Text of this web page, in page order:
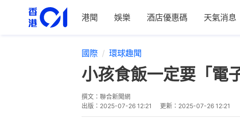
港聞 娛樂 酒店優惠碼 天氣消息
國際 環球趣聞
小孩食飯一定要「電
撰文： 聯合新聞網
出版： 2025-07-26 12:21 更新： 2025-07-26 12:21